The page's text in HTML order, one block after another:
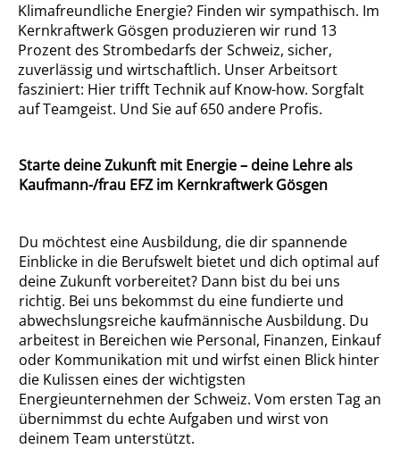
Klimafreundliche Energie? Finden wir sympathisch. Im
Kernkraftwerk Gösgen produzieren wir rund 13
Prozent des Strombedarfs der Schweiz, sicher,
zuverlässig und wirtschaftlich. Unser Arbeitsort
fasziniert: Hier trifft Technik auf Know-how. Sorgfalt
auf Teamgeist. Und Sie auf 650 andere Profis.
Starte deine Zukunft mit Energie – deine Lehre als
Kaufmann-/frau EFZ im Kernkraftwerk Gösgen
Du möchtest eine Ausbildung, die dir spannende
Einblicke in die Berufswelt bietet und dich optimal auf
deine Zukunft vorbereitet? Dann bist du bei uns
richtig. Bei uns bekommst du eine fundierte und
abwechslungsreiche kaufmännische Ausbildung. Du
arbeitest in Bereichen wie Personal, Finanzen, Einkauf
oder Kommunikation mit und wirfst einen Blick hinter
die Kulissen eines der wichtigsten
Energieunternehmen der Schweiz. Vom ersten Tag an
übernimmst du echte Aufgaben und wirst von
deinem Team unterstützt.